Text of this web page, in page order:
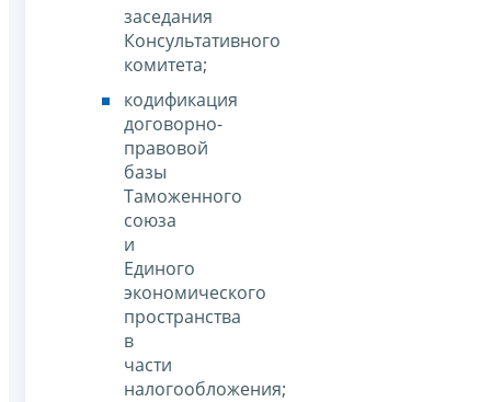
заседания
Консультативного
комитета;
кодификация
договорно-
правовой
базы
Таможенного
союза
и
Единого
экономического
пространства
в
части
налогообложения;